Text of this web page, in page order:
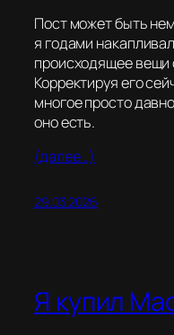
Пост может быть
я годами
происходящее вещи
Корректируя его
многое просто
оно есть.
(далее…)
29.03.2026
Я купил